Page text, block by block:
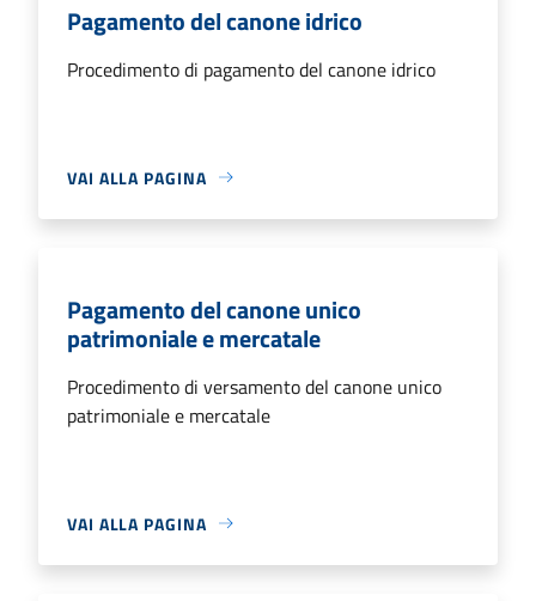
Pagamento del canone idrico
Procedimento di pagamento del canone idrico
VAI ALLA PAGINA
Pagamento del canone unico
patrimoniale e mercatale
Procedimento di versamento del canone unico
patrimoniale e mercatale
VAI ALLA PAGINA